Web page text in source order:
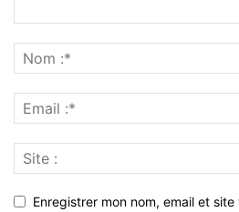
Enregistrer mon nom, email et